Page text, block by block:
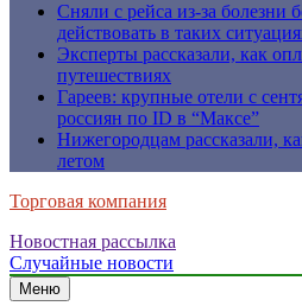
Сняли с рейса из-за болезни
действовать в таких
Эксперты рассказали, как
путешествиях
Гареев: крупные отели с
россиян по ID в “Максе”
Нижегородцам рассказали,
летом
Торговая компания
Новостная рассылка
Случайные новости
Меню